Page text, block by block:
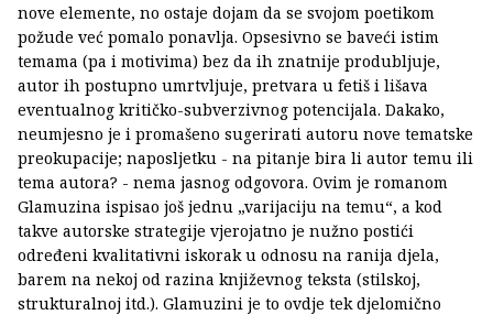
nove elemente, no ostaje dojam da se svojom poetikom
požude već pomalo ponavlja. Opsesivno se baveći istim
temama (pa i motivima) bez da ih znatnije produbljuje,
autor ih postupno umrtvljuje, pretvara u fetiš i lišava
eventualnog kritičko-subverzivnog potencijala. Dakako,
neumjesno je i promašeno sugerirati autoru nove tematske
preokupacije; naposljetku - na pitanje bira li autor temu ili
tema autora? - nema jasnog odgovora. Ovim je romanom
Glamuzina ispisao još jednu „varijaciju na temu“, a kod
takve autorske strategije vjerojatno je nužno postići
određeni kvalitativni iskorak u odnosu na ranija djela,
barem na nekoj od razina književnog teksta (stilskoj,
strukturalnoj itd.). Glamuzini je to ovdje tek djelomično